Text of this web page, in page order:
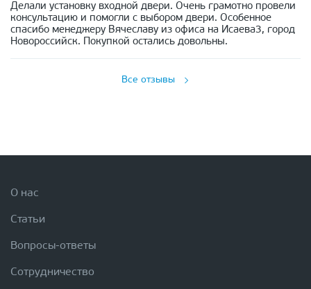
Делали установку входной двери. Очень грамотно провели
консультацию и помогли с выбором двери. Особенное
спасибо менеджеру Вячеславу из офиса на Исаева3, город
Новороссийск. Покупкой остались довольны.
Все отзывы
О нас
Статьи
Вопросы-ответы
Сотрудничество